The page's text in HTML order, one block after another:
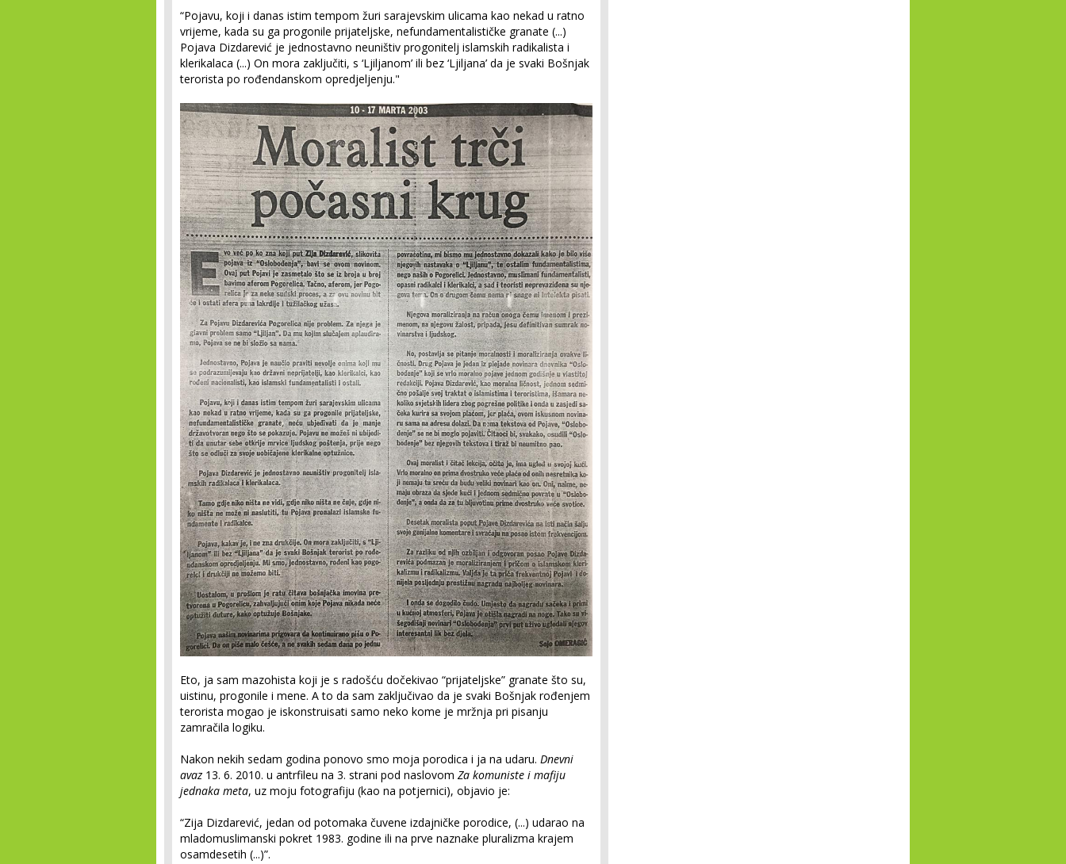
“Pojavu, koji i danas istim tempom žuri sarajevskim ulicama kao nekad u ratno
vrijeme, kada su ga progonile prijateljske, nefundamentalističke granate (...)
Pojava Dizdarević je jednostavno neuništiv progonitelj islamskih radikalista i
klerikalaca (...) On mora zaključiti, s ‘Ljiljanom’ ili bez ‘Ljiljana’ da je svaki Bošnjak
terorista po rođendanskom opredjeljenju."
Eto, ja sam mazohista koji je s radošću dočekivao “prijateljske” granate što su,
uistinu, progonile i mene. A to da sam zaključivao da je svaki Bošnjak rođenjem
terorista mogao je iskonstruisati samo neko kome je mržnja pri pisanju
zamračila logiku.
Nakon nekih sedam godina ponovo smo moja porodica i ja na udaru. Dnevni
avaz 13. 6. 2010. u antrfileu na 3. strani pod naslovom Za komuniste i mafiju
jednaka meta, uz moju fotografiju (kao na potjernici), objavio je:
“Zija Dizdarević, jedan od potomaka čuvene izdajničke porodice, (...) udarao na
mladomuslimanski pokret 1983. godine ili na prve naznake pluralizma krajem
osamdesetih (...)”.